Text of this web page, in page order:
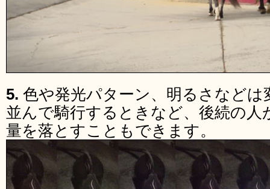
5. 色や発光パターン、明るさなどは
並んで騎行するときなど、後続の
量を落とすこともできます。